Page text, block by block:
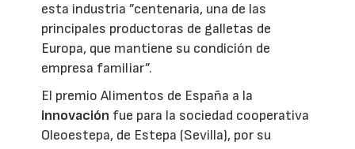
esta industria ”centenaria, una de las
principales productoras de galletas de
Europa, que mantiene su condición de
empresa familiar”.
El premio Alimentos de España a la
innovación fue para la sociedad cooperativa
Oleoestepa, de Estepa (Sevilla), por su